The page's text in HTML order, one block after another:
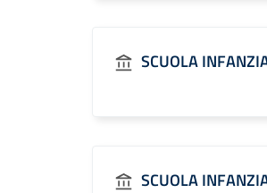
SCUOLA
SCUOLA